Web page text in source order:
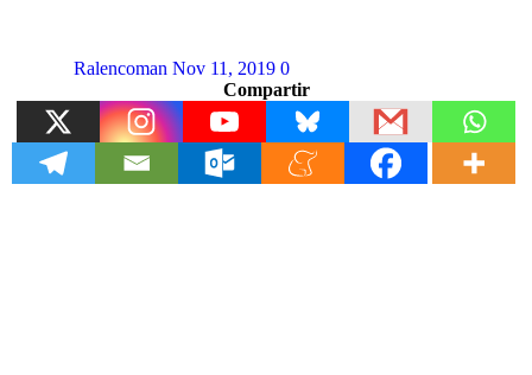
Ralencoman Nov 11, 2019 0
Compartir